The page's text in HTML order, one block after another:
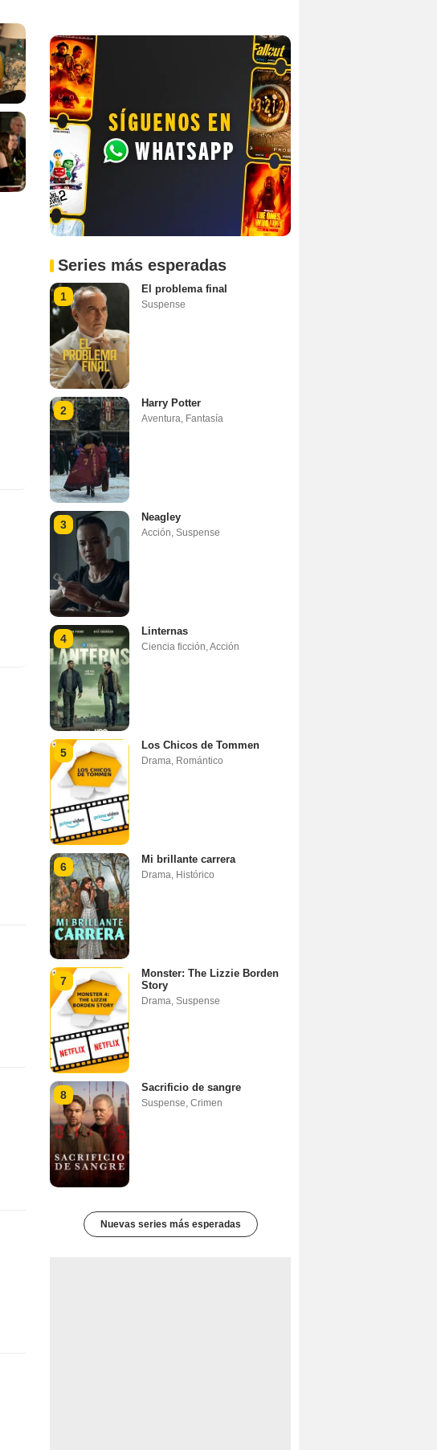
Series más esperadas
1
El problema final
Suspense
2
Harry Potter
Aventura Fantasía
3
Neagley
Acción Suspense
4
Linternas
Ciencia ficción Acción
5
Los Chicos de Tommen
Drama Romántico
6
Mi brillante carrera
Drama Histórico
7
Monster: The Lizzie Borden
Story
Drama Suspense
8
Sacrificio de sangre
Suspense Crimen
Nuevas series más esperadas